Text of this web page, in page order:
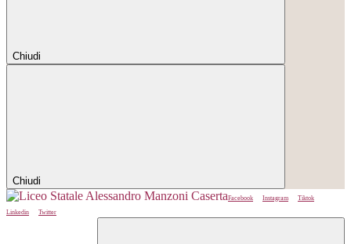
Chiudi
Chiudi
Facebook Instagram
Tiktok
Linkedin
Twitter